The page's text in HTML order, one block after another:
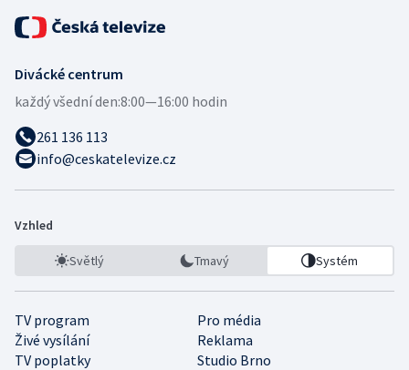
Divácké centrum
každý všední den:8:00—16:00 hodin
261 136 113
info@ceskatelevize.cz
Vzhled
Světlý Tmavý Systém
TV program
Pro média
Živé vysílání
Reklama
TV poplatky
Studio Brno